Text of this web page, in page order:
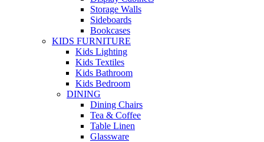
Storage Walls
Sideboards
Bookcases
KIDS FURNITURE
Kids Lighting
Kids Textiles
Kids Bathroom
Kids Bedroom
DINING
Dining Chairs
Tea & Coffee
Table Linen
Glassware